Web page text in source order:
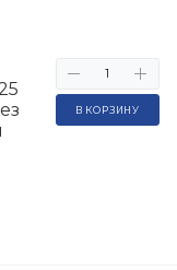
В КОРЗИНУ